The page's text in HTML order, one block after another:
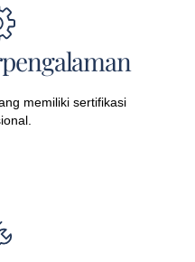
memiliki sertifikasi